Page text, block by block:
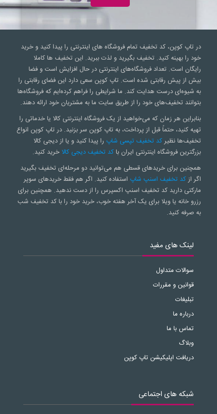
در تاپ کوپن، کد تخفیف تمام فروشگاه های اینترنتی را پیدا کنید و خرید
خود را بهینه کنید. تخفیف بگیرید و لذت ببرید. این تخفیف ها کاملا
رایگان است. تعداد فروشگاه‌های اینترنتی در حال افزایش است و فضا
بیش از پیش رقابتی شده است. تاپ کوپن سعی‌ دارد این فضای رقابتی را
به شیوه‌ای درست هدایت کند. ما شرایطی را فراهم کرده‌ایم که فروشگاه‌ها
بتوانند تخفیف‌های خود را از طریق سایت ما به مشتریان خود ارائه دهند.
بنابراین هر زمان که می‌خواهید از یک فروشگاه اینترنتی کالا یا خدماتی را
تهیه کنید، حتماً قبل از پرداخت، به تاپ کوپن سر بزنید. در تاپ کوپن انواع
تخفیف‌ها نظیرکد تخفیف تپسی شاپ را پیدا کنید و یا از دیجی کالا
بزرگترین فروشگاه اینترنتی ایران باکد تخفیف دیجی کالا خرید کنید.
همچنین برای خریدهای قسطی هم می‌توانید دو مرحله‌ای تخفیف بگیرید
اگر ازکد تخفیف اسنپ شاپ استفاده کنید. اگر هم فقط خریدهای سوپر
مارکتی دارید کد تخفیف اسنپ اکسپرس را از دست ندهید. همچنین برای
رزرو خانه یا ویلا برای یک آخر هفته خوب، خرید خود را با کد تخفیف شب
به صرفه کنید.
لینک های مفید
سوالات متداول
قوانین و مقررات
تبلیغات
درباره ما
تماس با ما
وبلاگ
دریافت اپلیکیشن تاپ کوپن
شبکه های اجتماعی